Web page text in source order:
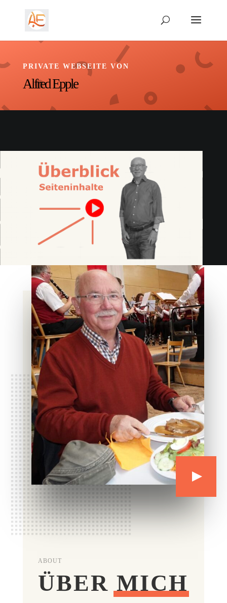
PRIVATE WEBSEITE VON
Alfred Epple
ABOUT
ÜBER MICH